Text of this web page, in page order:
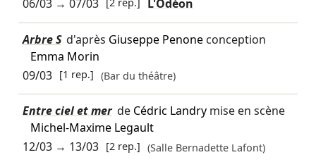
06/03→ 07/03 L'Odéon
Arbre S d'après Giuseppe Penoneconception
Emma Morin
09/03 [1 rep.] (Bar du théâtre)
Entre ciel et mer de Cédric Landrymise en scène
Michel-Maxime Legault
12/03→ 13/03 [2 rep.] (Salle Bernadette Lafont)